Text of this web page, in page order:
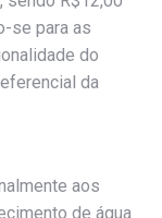
se para as
do
da
aos
de água